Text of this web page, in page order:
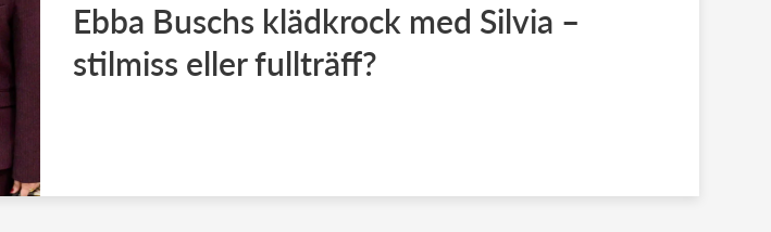
Ebba Buschs klädkrock med Silvia –
stilmiss eller fullträff?